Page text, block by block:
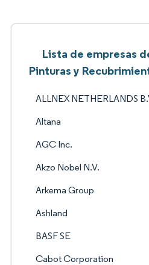
Lista de empresas
Pinturas y
ALLNEX NETHERLANDS
Altana
AGC Inc.
Akzo Nobel N.V.
Arkema Group
Ashland
BASF SE
Cabot Corporation